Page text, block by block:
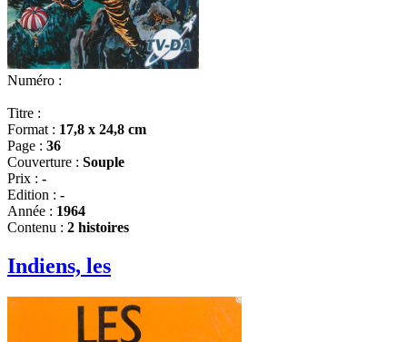
Numéro :
Titre :
Format : 17,8 x 24,8 cm
Page : 36
Couverture : Souple
Prix : -
Edition : -
Année : 1964
Contenu : 2 histoires
Indiens, les